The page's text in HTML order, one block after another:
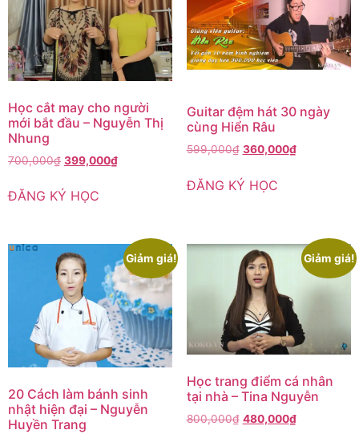
Học cắt may cho người
mới bắt đầu – Nguyễn Thị
Nhung
700,000₫ 399,000₫
ĐĂNG KÝ HỌC
Guitar đệm hát 30 ngày
cùng Hiển Râu
599,000₫ 360,000₫
ĐĂNG KÝ HỌC
Giảm giá!
20 Cách làm bánh sinh
nhật hiện đại – Nguyễn
Huyền Trang
Giảm giá!
Học trang điểm cá nhân
tại nhà – Tina Nguyễn
800,000₫ 480,000₫